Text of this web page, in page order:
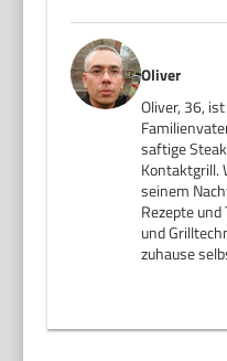
Oliver
Oliver, 36,
saftige
Kontaktgrill.
seinem
Rezepte
und
zuhause